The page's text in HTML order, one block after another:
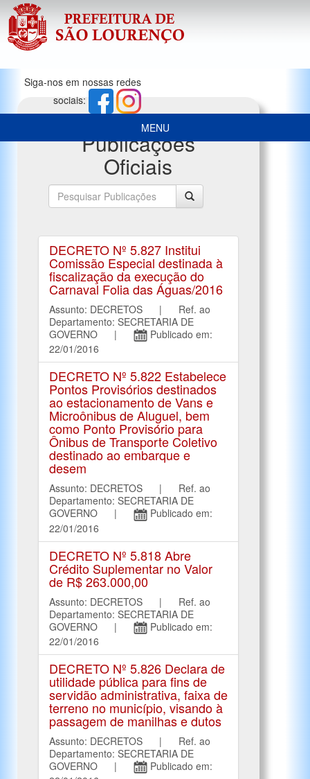
Siga-nos em nossas redes
sociais:
MENU
Publicações
Oficiais
DECRETO Nº 5.827 Institui
Comissão Especial destinada à
fiscalização da execução do
Carnaval Folia das Águas/2016
Assunto: DECRETOS | Ref. ao
Departamento: SECRETARIA DE
GOVERNO |
Publicado em:
22/01/2016
DECRETO Nº 5.822 Estabelece
Pontos Provisórios destinados
ao estacionamento de Vans e
Microônibus de Aluguel, bem
como Ponto Provisório para
Ônibus de Transporte Coletivo
destinado ao embarque e
desem
Assunto: DECRETOS | Ref. ao
Departamento: SECRETARIA DE
GOVERNO |
Publicado em:
22/01/2016
DECRETO Nº 5.818 Abre
Crédito Suplementar no Valor
de R$ 263.000,00
Assunto: DECRETOS | Ref. ao
Departamento: SECRETARIA DE
GOVERNO |
Publicado em:
22/01/2016
DECRETO Nº 5.826 Declara de
utilidade pública para fins de
servidão administrativa, faixa de
terreno no município, visando à
passagem de manilhas e dutos
Assunto: DECRETOS | Ref. ao
Departamento: SECRETARIA DE
GOVERNO |
Publicado em: